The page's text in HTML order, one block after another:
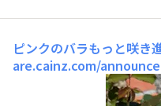
ピンクのバラもっと咲き
are.cainz.com/
当に素敵なバラ💕12cm
コはこれからですね